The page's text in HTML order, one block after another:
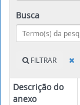
Busca
FILTRAR
Descrição do
anexo